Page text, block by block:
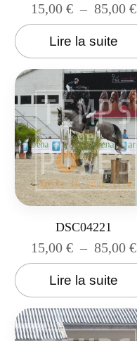
15,00 € – 85,00 €
Lire la suite
DSC04221
15,00 € – 85,00 €
Lire la suite